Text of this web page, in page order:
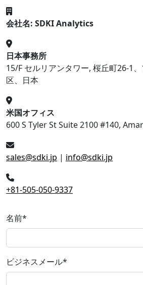
会社名: SDKI Analytics
日本事務所
15/F セルリアンタワー, 桜丘町26-1
区、日本
米国オフィス
600 S Tyler St Suite 2100 #140,
sales@sdki.jp | info@sdki.jp
+81-505-050-9337
名前*
ビジネスメール*